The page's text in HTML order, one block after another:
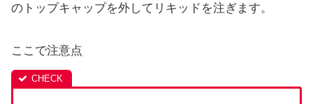
のトップキャップを外してリキッドを注ぎます。
ここで注意点